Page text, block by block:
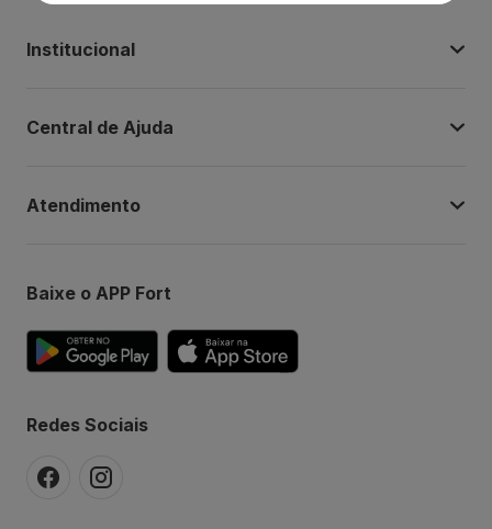
Institucional
Central de Ajuda
Atendimento
Baixe o APP Fort
Redes Sociais